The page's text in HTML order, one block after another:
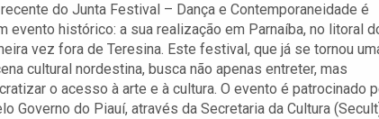
do Junta Festival – Dança e Contemporaneidade é
evento histórico: a sua realização em Parnaíba, no litoral
vez fora de Teresina. Este festival, que já se tornou
cultural nordestina, busca não apenas entreter, mas
o acesso à arte e à cultura. O evento é patrocinado
Governo do Piauí, através da Secretaria da Cultura